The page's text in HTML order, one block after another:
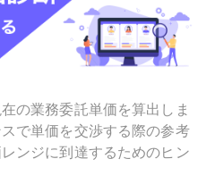
の業務委託単価を算出しま
で単価を交渉する際の参考
ンジに到達するためのヒン